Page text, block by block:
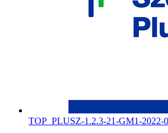
TOP_PLUSZ-1.2.3-21-GM1-2022-